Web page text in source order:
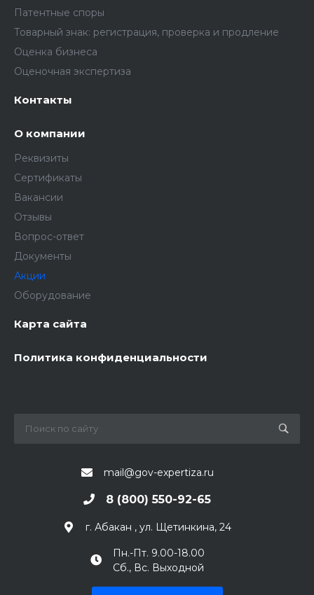
Патентные споры
Товарный знак: регистрация, проверка и продление
Оценка бизнеса
Оценочная экспертиза
Контакты
О компании
Реквизиты
Сертификаты
Вакансии
Отзывы
Вопрос-ответ
Документы
Акции
Оборудование
Карта сайта
Политика конфиденциальности
mail@gov-expertiza.ru
8 (800) 550-92-65
г. Абакан , ул. Щетинкина, 24
Пн.-Пт. 9.00-18.00
Сб., Вс. Выходной